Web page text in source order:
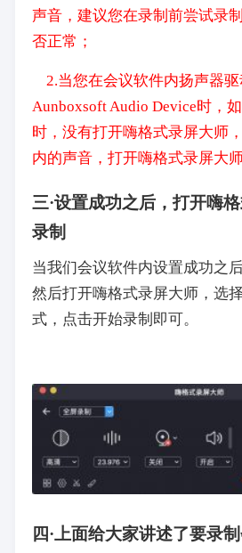
声音，建议您在录制前尝试录
否正常；
2.当您在会议软件内扬声器驱
Aunboxsoft Audio Device时，
时，没有打开嗨格式录屏大师
内的声音，打开嗨格式录屏大师
三·设置成功之后，打开嗨
录制
当我们会议软件内设置成功之
然后打开嗨格式录屏大师，选
式，点击开始录制即可。
四·上面给大家讲述了要录